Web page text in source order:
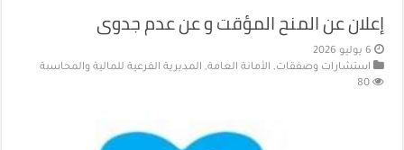
إعلان عن المنح المؤقت و عن عدم جدوى
6 يوليو 2026
استشارات وصفقات, الأمانة العامة, المديرية الفرعية للمالية والمحاسبة
80